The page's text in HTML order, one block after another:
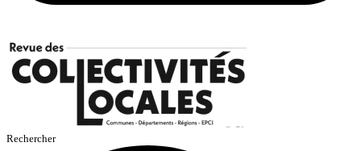
Rechercher